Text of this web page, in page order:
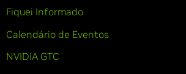
Fiquei Informado
Calendário de Eventos
NVIDIA GTC